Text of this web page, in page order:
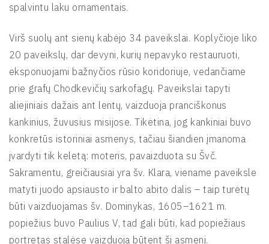
spalvintu laku ornamentais.
Virš suolų ant sienų kabėjo 34 paveikslai. Koplyčioje liko
20 paveikslų, dar devyni, kurių nepavyko restauruoti,
eksponuojami bažnyčios rūsio koridoriuje, vedančiame
prie grafų Chodkevičių sarkofagų. Paveikslai tapyti
aliejiniais dažais ant lentų, vaizduoja pranciškonus
kankinius, žuvusius misijose. Tikėtina, jog kankiniai buvo
konkretūs istoriniai asmenys, tačiau šiandien įmanoma
įvardyti tik keletą: moteris, pavaizduota su Švč.
Sakramentu, greičiausiai yra šv. Klara, viename paveiksle
matyti juodo apsiausto ir balto abito dalis – taip turėtų
būti vaizduojamas šv. Dominykas, 1605–1621 m.
popiežius buvo Paulius V, tad gali būti, kad popiežiaus
portretas stalėse vaizduoja būtent šį asmenį.